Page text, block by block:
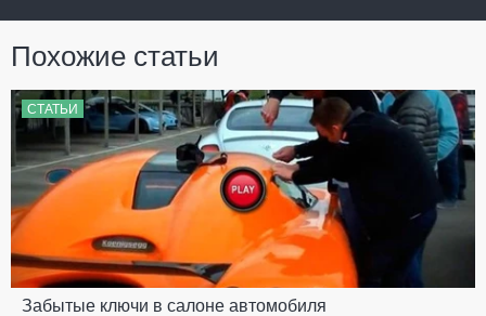
Похожие статьи
СТАТЬИ
Забытые ключи в салоне автомобиля